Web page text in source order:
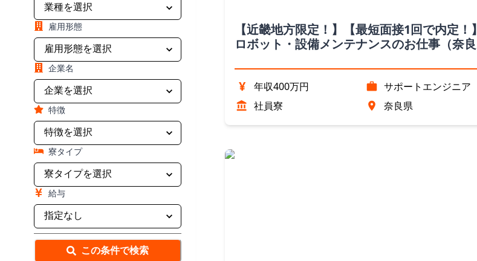
雇用形態
企業名
特徴
寮タイプ
給与
この条件で検索
【近畿地方限定！】【最短面接1回で内定！】
ロボット・設備メンテナンスのお仕事（奈良
¥
年収400万円
サポートエンジニア
社員寮
奈良県